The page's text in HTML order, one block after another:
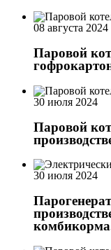
08 августа 2024
Паровой
30 июля 2024
Паровой
30 июля 2024